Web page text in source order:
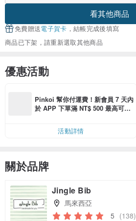
看其他商品
免費贈送電子賀卡 ，結帳完成後填寫
商品已下架，請重新選取其他商品
優惠活動
Pinkoi 幫你付運費！新會員 7 天內
於 APP 下單滿 NT$ 500 最高可折
活動詳情
關於品牌
Jingle Bib
馬來西亞
5 (138)